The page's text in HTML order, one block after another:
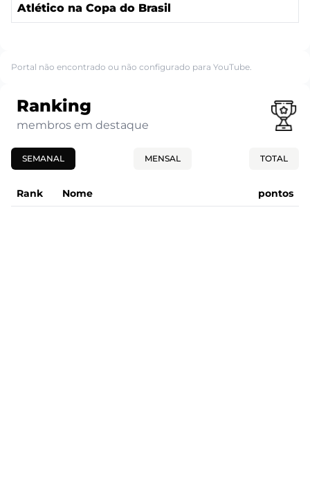
Atlético na Copa do Brasil
Portal não encontrado ou não configurado para YouTube.
Ranking
membros em destaque
SEMANAL MENSAL TOTAL
Rank Nome pontos